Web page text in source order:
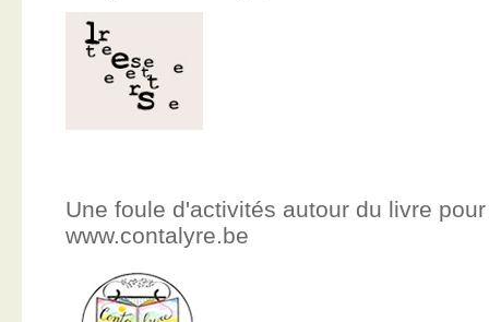
Une foule d'activités autour du livre
www.contalyre.be